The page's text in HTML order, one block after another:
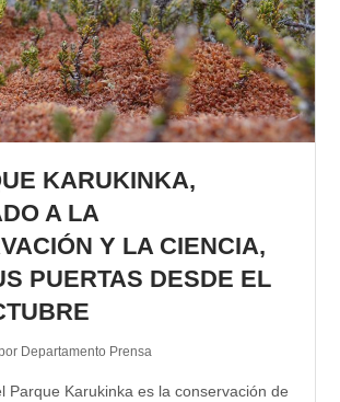
KARUKINKA,
A LA
Y LA CIENCIA,
PUERTAS DESDE EL
Departamento Prensa
Parque Karukinka es la conservación de